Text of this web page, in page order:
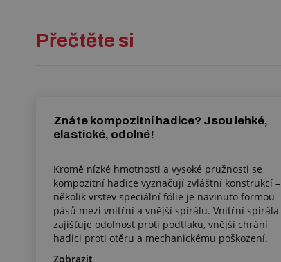
Přečtěte si
Znáte kompozitní hadice? Jsou lehké,
elastické, odolné!
Kromě nízké hmotnosti a vysoké pružnosti se
kompozitní hadice vyznačují zvláštní konstrukcí –
několik vrstev speciální fólie je navinuto formou
pásů mezi vnitřní a vnější spirálu. Vnitřní spirála
zajišťuje odolnost proti podtlaku, vnější chrání
hadici proti otěru a mechanickému poškození.
Zobrazit